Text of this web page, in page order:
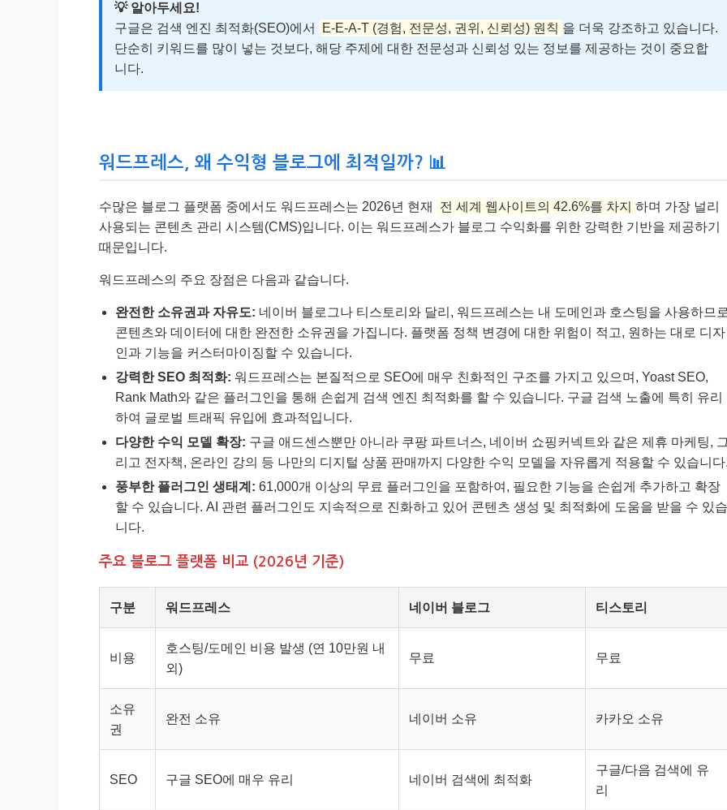
💡 알아두세요!
구글은 검색 엔진 최적화(SEO)에서
E-E-A-T (경험, 전문성, 권위, 신뢰성) 원칙 을 더욱 강조하고 있습니다.
단순히 키워드를 많이 넣는 것보다, 해당 주제에 대한 전문성과 신뢰성 있는 정보를 제공하는 것이 중요합
니다.
워드프레스, 왜 수익형 블로그에 최적일까? 📊
수많은 블로그 플랫폼 중에서도 워드프레스는 2026년 현재 전 세계 웹사이트의 42.6%를 차지 하며 가장 널리
사용되는 콘텐츠 관리 시스템(CMS)입니다. 이는 워드프레스가 블로그 수익화를 위한 강력한 기반을 제공하기
때문입니다.
워드프레스의 주요 장점은 다음과 같습니다.
완전한 소유권과 자유도: 네이버 블로그나 티스토리와 달리, 워드프레스는 내 도메인과 호스팅을 사용하므
콘텐츠와 데이터에 대한 완전한 소유권을 가집니다. 플랫폼 정책 변경에 대한 위험이 적고, 원하는 대로 디자
인과 기능을 커스터마이징할 수 있습니다.
강력한 SEO 최적화: 워드프레스는 본질적으로 SEO에 매우 친화적인 구조를 가지고 있으며, Yoast SEO,
Rank Math와 같은 플러그인을 통해 손쉽게 검색 엔진 최적화를 할 수 있습니다. 구글 검색 노출에 특히 유리
하여 글로벌 트래픽 유입에 효과적입니다.
다양한 수익 모델 확장: 구글 애드센스뿐만 아니라 쿠팡 파트너스, 네이버 쇼핑커넥트와 같은 제휴 마케팅,
리고 전자책, 온라인 강의 등 나만의 디지털 상품 판매까지 다양한 수익 모델을 자유롭게 적용할 수 있습니
풍부한 플러그인 생태계: 61,000개 이상의 무료 플러그인을 포함하여, 필요한 기능을 손쉽게 추가하고 확장
할 수 있습니다. AI 관련 플러그인도 지속적으로 진화하고 있어 콘텐츠 생성 및 최적화에 도움을 받을 수 있습
니다.
주요 블로그 플랫폼 비교 (2026년 기준)
구분 워드프레스 네이버 블로그 티스토리
비용
호스팅/도메인 비용 발생 (연 10만원 내
외)
무료 무료
소유
권
완전 소유 네이버 소유 카카오 소유
SEO 구글 SEO에 매우 유리 네이버 검색에 최적화
구글/다음 검색에 유
리